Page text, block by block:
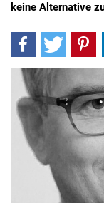
keine Alternative